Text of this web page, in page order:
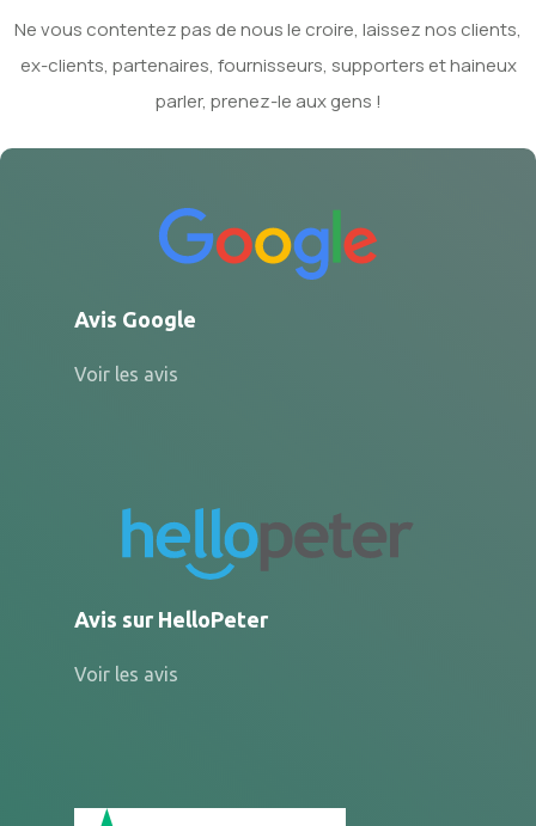
Ne vous contentez pas de nous le croire, laissez nos clients,
ex-clients, partenaires, fournisseurs, supporters et haineux
parler, prenez-le aux gens !
Avis Google
Voir les avis
Avis sur HelloPeter
Voir les avis